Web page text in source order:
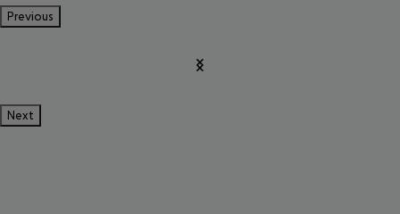
Previous
Next